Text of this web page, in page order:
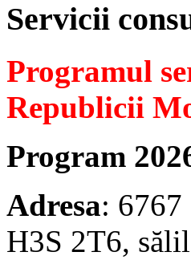
Servicii
Programul
Republicii
Program
Adresa: 6767
H3S 2T6,